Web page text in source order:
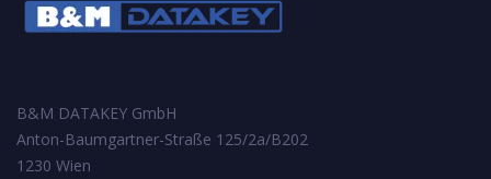
B&M DATAKEY GmbH
Anton-Baumgartner-Straße 125/2a/B202
1230 Wien